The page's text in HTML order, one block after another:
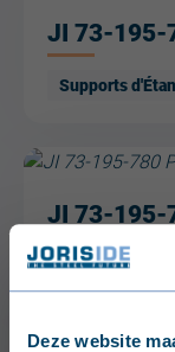
Deze website
JI 73-195-
Supports
JI 73-195-
Supports